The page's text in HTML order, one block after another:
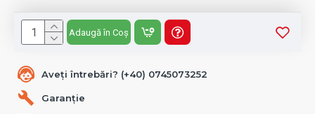
Aveți întrebări? (+40) 0745073252
Garanție
Adaugă în Coș